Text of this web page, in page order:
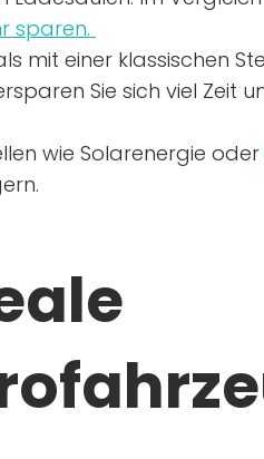
sparen.
mit einer klassischen
Sie sich viel Zeit
wie Solarenergie oder